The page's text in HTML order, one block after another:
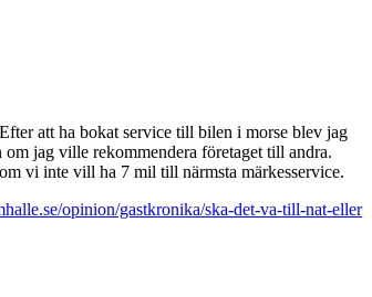
att ha bokat service till bilen i morse blev jag
jag ville rekommendera företaget till andra.
vi inte vill ha 7 mil till närmsta märkesservice.
opinion/gastkronika/ska-det-va-till-nat-eller